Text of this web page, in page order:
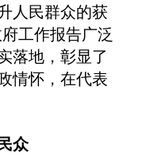
人民群众的获
工作报告广泛
落地，彰显了
情怀，在代表
众